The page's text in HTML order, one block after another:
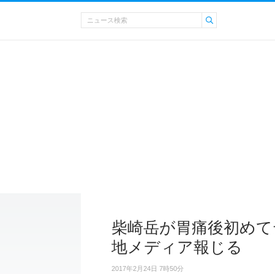
柴崎岳が胃痛後初め
地メディア報じる
2017年2月24日 7時50分